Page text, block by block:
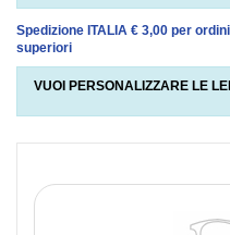
Spedizione ITALIA € 3,00 per
superiori
VUOI PERSONALIZZARE LE